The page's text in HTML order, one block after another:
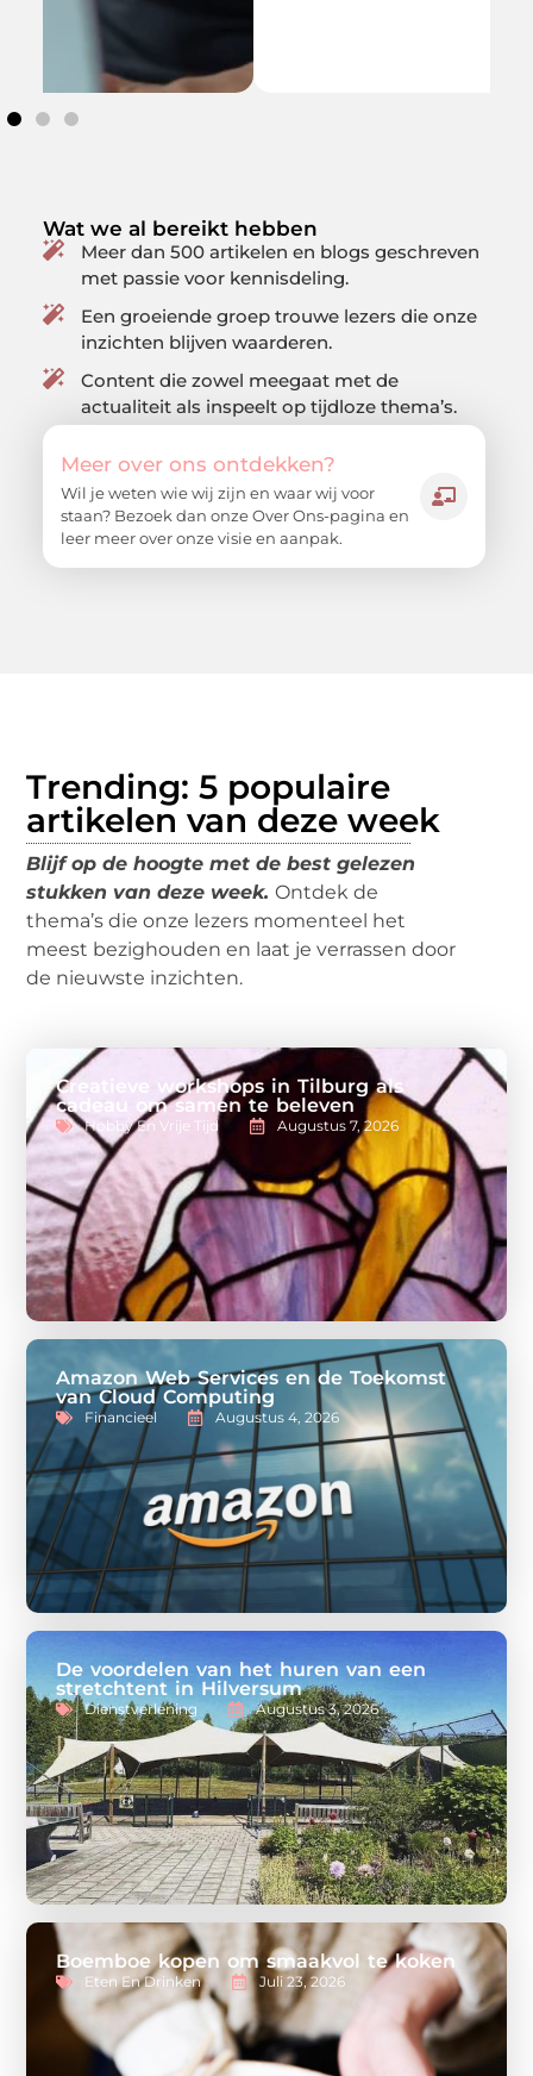
Wat we al bereikt hebben
Meer dan 500 artikelen en blogs geschreven
met passie voor kennisdeling.
Een groeiende groep trouwe lezers die onze
inzichten blijven waarderen.
Content die zowel meegaat met de
actualiteit als inspeelt op tijdloze thema’s.
Meer over ons ontdekken?
Wil je weten wie wij zijn en waar wij voor
staan? Bezoek dan onze Over Ons-pagina en
leer meer over onze visie en aanpak.
Trending: 5 populaire
artikelen van deze week
Blijf op de hoogte met de best gelezen
stukken van deze week.Ontdek de
thema’s die onze lezers momenteel het
meest bezighouden en laat je verrassen door
de nieuwste inzichten.
Creatieve workshops in Tilburg als
cadeau om samen te beleven
Hobby En Vrije Tijd Augustus 7, 2026
Amazon Web Services en de Toekomst
van Cloud Computing
Financieel Augustus 4, 2026
De voordelen van het huren van een
stretchtent in Hilversum
Dienstverlening Augustus 3, 2026
Boemboe kopen om smaakvol te koken
Eten En Drinken Juli 23, 2026